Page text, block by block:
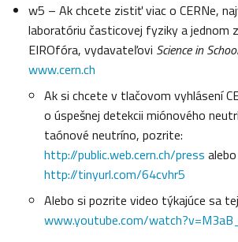
w5 – Ak chcete zistiť viac o CERNe,
laboratóriu časticovej fyziky a jednom
EIROfóra, vydavateľovi Science in School
www.cern.ch
Ak si chcete v tlačovom vyhlásení
o úspešnej detekcii miónového
taónové neutríno, pozrite:
http://public.web.cern.ch/press
http://tinyurl.com/64cvhr5
Alebo si pozrite video týkajúce sa
www.youtube.com/